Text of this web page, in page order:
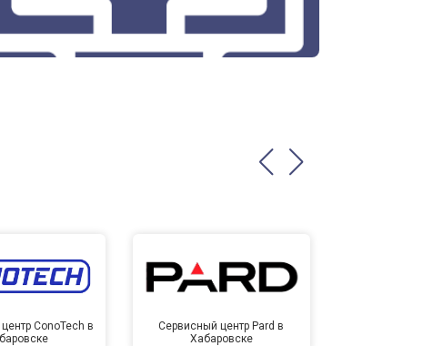
ConoTech в
Сервисный центр Pard в
Хабаровске